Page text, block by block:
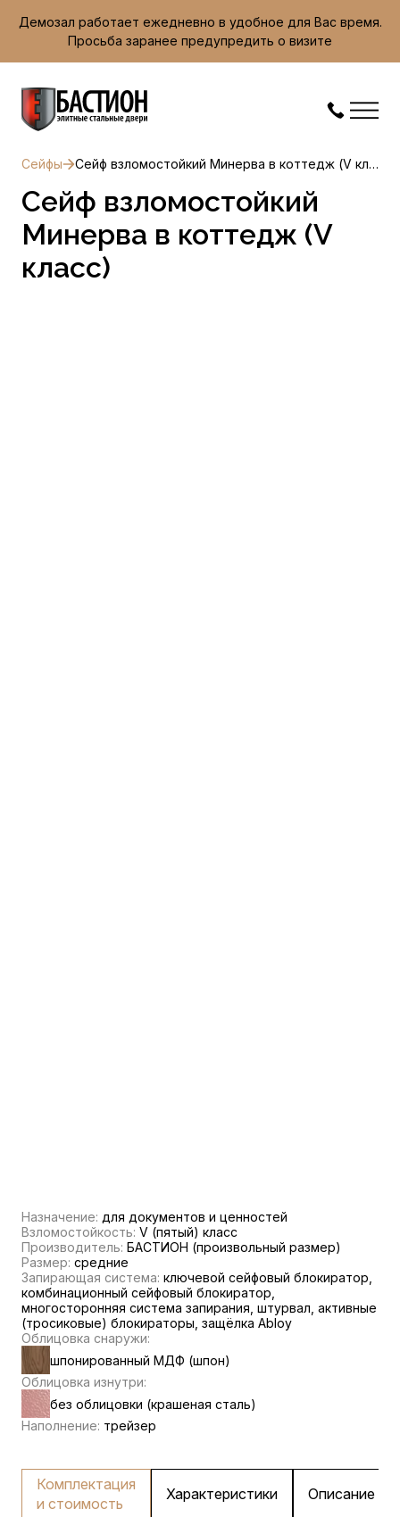
Демозал работает ежедневно в удобное для Вас время.
Просьба заранее предупредить о визите
Сейфы Сейф взломостойкий Минерва в коттедж (V класс)
Сейф взломостойкий
Минерва в коттедж (V
класс)
Назначение: для документов и ценностей
Взломостойкость: V (пятый) класс
Производитель: БАСТИОН (произвольный размер)
Размер: средние
Запирающая система: ключевой сейфовый блокиратор,
комбинационный сейфовый блокиратор,
многосторонняя система запирания, штурвал, активные
(тросиковые) блокираторы, защёлка Abloy
Облицовка снаружи:
шпонированный МДФ (шпон)
Облицовка изнутри:
без облицовки (крашеная сталь)
Наполнение: трейзер
Комплектация
и стоимость
Характеристики Описание